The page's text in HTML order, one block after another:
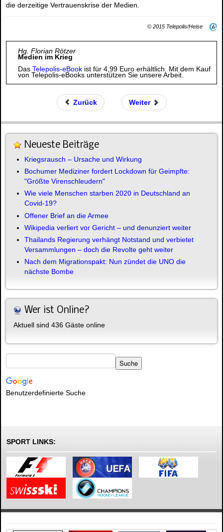
die derzeitige Vertrauenskrise der Medien.
© 2015 Telepolis/Heise
Hg. Florian Rötzer
Medien im Krieg
DasTelepolis-eBook ist für 4,99 Euro erhältlich. Mit dem Kauf
von Telepolis-eBooks unterstützen Sie unsere Arbeit.
Zurück Weiter
Neueste Beiträge
Kriegsrausch – Ursache und Wirkung
Bochumer Mediziner fordert Lockdown für Geimpfte:
"Größte Virenschleudern"
Wie viele Menschen starben 2020 in Deutschland an
Covid-19?
Offener Brief an die Armee
Wikipedia verliert vor Gericht – und denunziert weiter
Thailands Regierung verhängt Notstand und verbietet
Versammlungen – doch die Revolte geht weiter
Nach dem Migrationspakt: Nun zündet die UNO die
nächste Bombe
Wer ist Online?
Aktuell sind 436 Gäste online
Benutzerdefinierte Suche
SPORT LINKS: